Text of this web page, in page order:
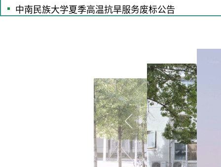
中南民族大学夏季高温抗旱服务废标公告